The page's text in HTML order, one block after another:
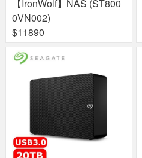
【IronWolf】NAS (ST800
0VN002)
$11890